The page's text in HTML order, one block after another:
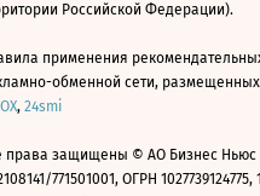
Российской Федерации).
применения
обменной сети,
, 24smi
права защищены © АО Бизнес
771501001, ОГРН